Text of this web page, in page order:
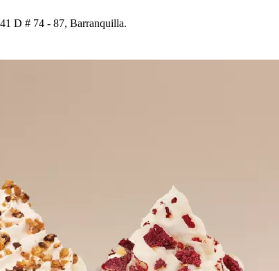
D # 74 - 87, Barranquilla.